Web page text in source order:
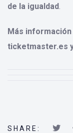
de la igualdad
Más
ticketmaster.es
SHARE: